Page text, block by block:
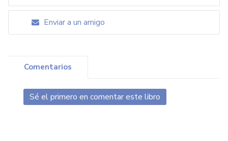
Enviar a un amigo
Comentarios
Sé el primero en comentar este libro